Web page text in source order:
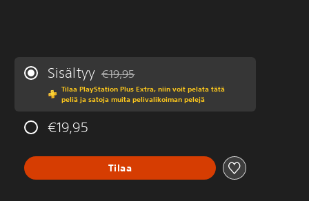
Sisältyy Alennettu alkuperäisestä hinnasta €19,95
€19,95
Tilaa PlayStation Plus Extra, niin voit pelata tätä
peliä ja satoja muita pelivalikoiman pelejä
€19,95
Tilaa